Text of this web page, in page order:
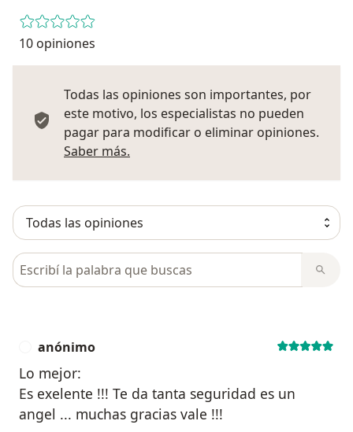
10 opiniones
Todas las opiniones son importantes, por
este motivo, los especialistas no pueden
pagar para modificar o eliminar opiniones.
Saber más.
Busca en opiniones
anónimo
Lo mejor:
Es exelente !!! Te da tanta seguridad es un
angel ... muchas gracias vale !!!